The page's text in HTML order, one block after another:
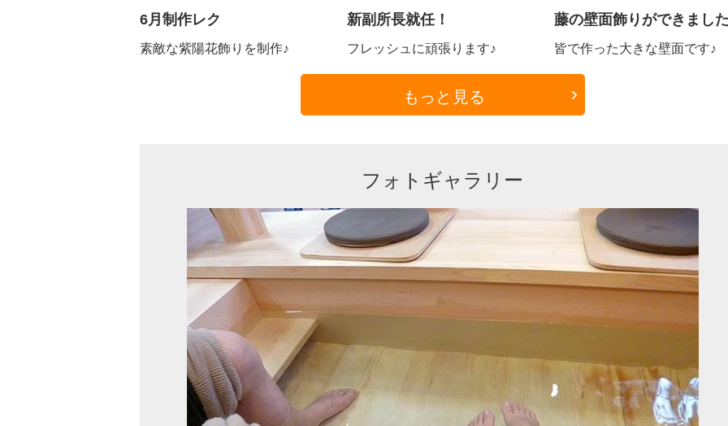
6月制作レク
素敵な紫陽花飾りを制作♪
新副所長就任！
フレッシュに頑張ります♪
藤の壁面飾りができまし
皆で作った大きな壁面です♪
もっと見る
フォトギャラリー